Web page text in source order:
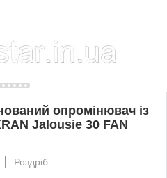
опромінювач із
Jalousie 30 FAN
Роздріб